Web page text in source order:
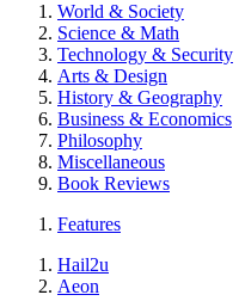
World & Society
Science & Math
Technology & Security
Arts & Design
History & Geography
Business & Economics
Philosophy
Miscellaneous
Book Reviews
Features
Hail2u
Aeon